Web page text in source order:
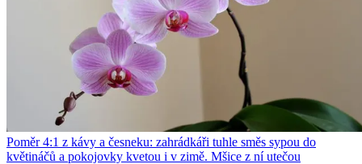
Poměr 4:1 z kávy a česneku: zahrádkáři tuhle směs sypou do
květináčů a pokojovky kvetou i v zimě. Mšice z ní utečou